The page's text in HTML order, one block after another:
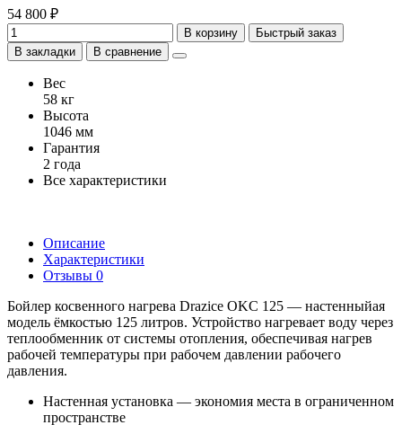
54 800 ₽
В корзину
Быстрый заказ
В закладки
В сравнение
Вес
58 кг
Высота
1046 мм
Гарантия
2 года
Все характеристики
Описание
Характеристики
Отзывы 0
Бойлер косвенного нагрева Drazice OKC 125 — настенныйая
модель ёмкостью 125 литров. Устройство нагревает воду через
теплообменник от системы отопления, обеспечивая нагрев
рабочей температуры при рабочем давлении рабочего
давления.
Настенная установка — экономия места в ограниченном
пространстве